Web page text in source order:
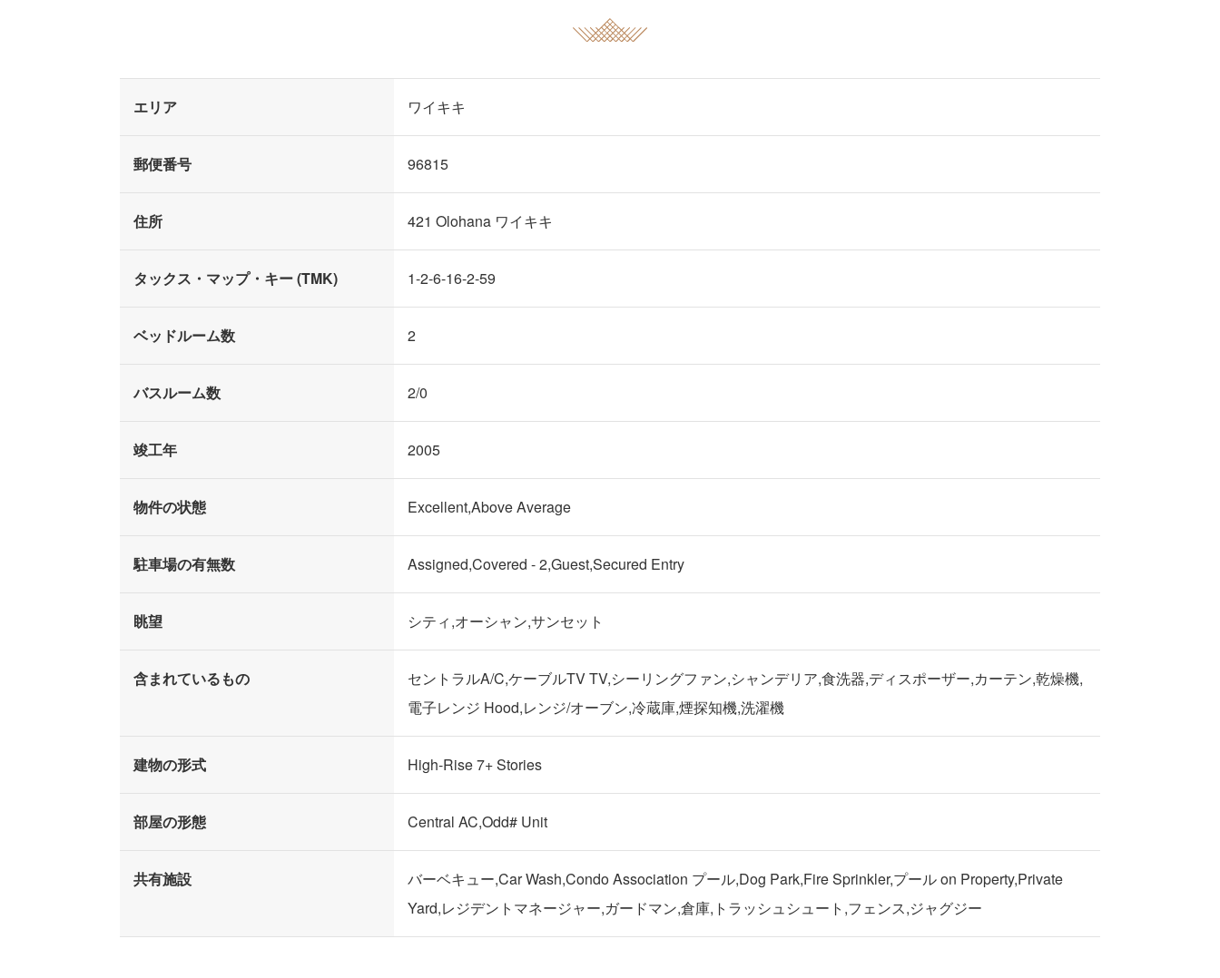
エリア ワイキキ
郵便番号 96815
住所 421 Olohana ワイキキ
タックス・マップ・キー (TMK) 1-2-6-16-2-59
ベッドルーム数 2
バスルーム数 2/0
竣工年 2005
物件の状態 Excellent,Above Average
駐車場の有無数 Assigned,Covered - 2,Guest,Secured Entry
眺望 シティ,オーシャン,サンセット
含まれているもの
セントラルA/C,ケーブルTV TV,シーリングファン,シャンデリア,食洗器,ディスポーザー,カーテン,乾燥機,
電子レンジ Hood,レンジ/オーブン,冷蔵庫,煙探知機,洗濯機
建物の形式 High-Rise 7+ Stories
部屋の形態 Central AC,Odd# Unit
共有施設
バーベキュー,Car Wash,Condo Association プール,Dog Park,Fire Sprinkler,プール on Property,Private
Yard,レジデントマネージャー,ガードマン,倉庫,トラッシュシュート,フェンス,ジャグジー